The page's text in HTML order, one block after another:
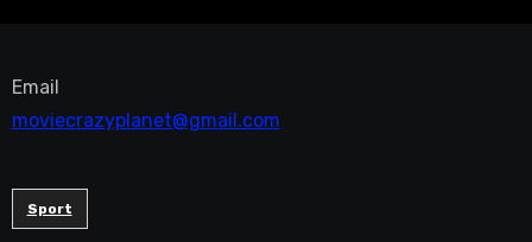
Email
moviecrazyplanet@gmail.com
Sport